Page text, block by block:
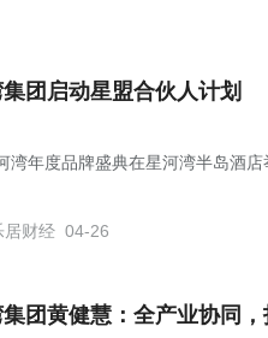
团启动星盟合伙人计划
湾年度品牌盛典在星河湾半岛酒店
居财经 04-26
团黄健慧：全产业协同